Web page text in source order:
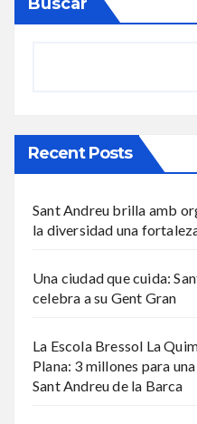
Recent Posts
Sant Andreu brilla amb
la diversidad una
Una ciudad que cuida:
celebra a su Gent Gran
La Escola Bressol La
Plana: 3 millones para
Sant Andreu de la Barca